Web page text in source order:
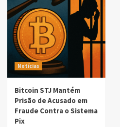
Notícias
Bitcoin STJ Mantém
Prisão de Acusado em
Fraude Contra o Sistema
Pix